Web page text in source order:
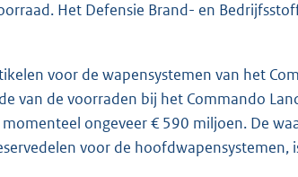
Het Defensie Brand- en
voor de wapensystemen van het
van de voorraden bij het Commando
ongeveer € 590 miljoen. De
voor de